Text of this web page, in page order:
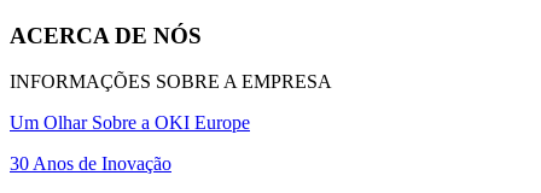
ACERCA DE NÓS
INFORMAÇÕES SOBRE A EMPRESA
Um Olhar Sobre a OKI Europe
30 Anos de Inovação